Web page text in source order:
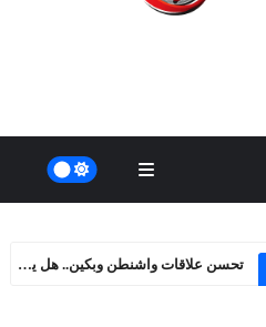
تحسن علاقات واشنطن وبكين.. هل يهدد مصالح روسيا الاستراتيجية؟